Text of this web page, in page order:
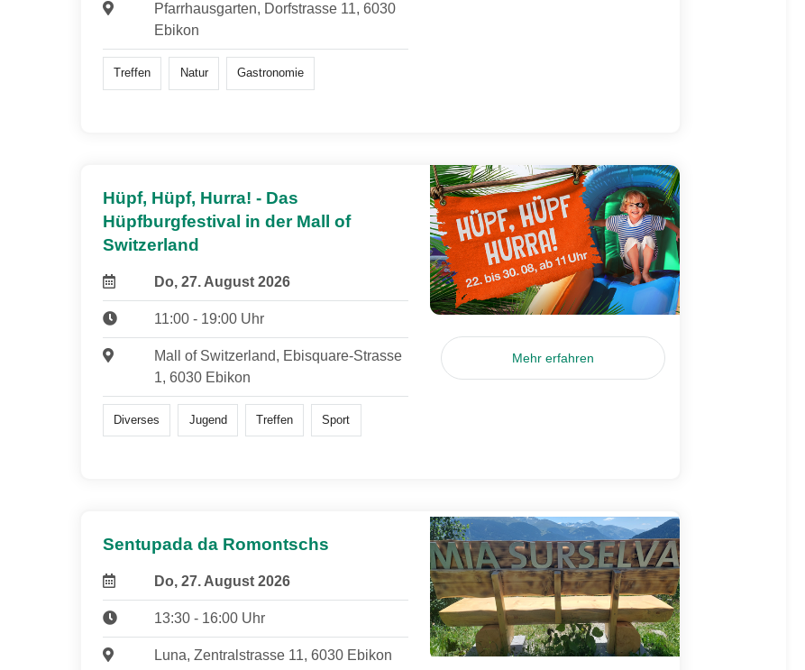
Pfarrhausgarten, Dorfstrasse 11, 6030
Ebikon
Treffen Natur Gastronomie
Hüpf, Hüpf, Hurra! - Das
Hüpfburgfestival in der Mall of
Switzerland
Do, 27. August 2026
11:00 - 19:00 Uhr
Mall of Switzerland, Ebisquare-Strasse
1, 6030 Ebikon
Diverses Jugend Treffen Sport
Mehr erfahren
Sentupada da Romontschs
Do, 27. August 2026
13:30 - 16:00 Uhr
Luna, Zentralstrasse 11, 6030 Ebikon